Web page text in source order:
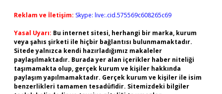
Reklam ve İletişim: Skype: live:.cid.575569c608265c69
Yasal Uyarı: Bu internet sitesi, herhangi bir marka, kurum
veya şahıs şirketi ile hiçbir bağlantısı bulunmamaktadır.
Sitede yalnızca kendi hazırladığımız makaleler
paylaşılmaktadır. Burada yer alan içerikler haber niteliği
taşımamakta olup, gerçek kurum ve kişiler hakkında
paylaşım yapılmamaktadır. Gerçek kurum ve kişiler ile isim
benzerlikleri tamamen tesadüfidir. Sitemizdeki bilgiler